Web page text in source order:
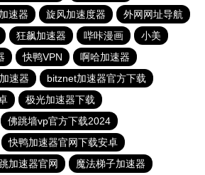
速器 旋风加速度器
外网网址导航
狂飙加速器 哔咔漫画
小美
快鸭VPN
啊哈加速器
速器
bitznet加速器官方下载
极光加速器下载
佛跳墙vp官方下载2024
快鸭加速器官网下载安卓
加速器官网 魔法梯子加速器